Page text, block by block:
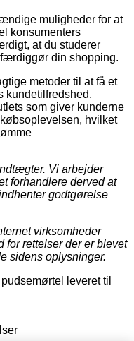
muligheder for at
konsumenters
at du studerer
din shopping.
metoder til at få et
kundetilfredshed.
som giver kunderne
hvilket
Vi arbejder
forhandlere derved at
godtgørelse
virksomheder
for rettelser der er blevet
sidens oplysninger.
leveret til